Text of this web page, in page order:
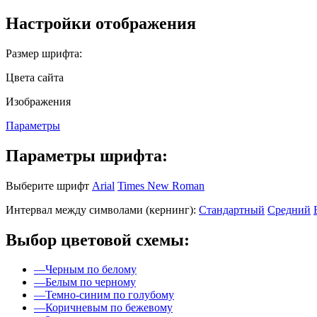
Настройки отображения
Размер шрифта:
Цвета сайта
Изображения
Параметры
Параметры шрифта:
Выберите шрифт Arial Times New Roman
Интервал между символами (кернинг): Стандартный Средний
Выбор цветовой схемы:
—Черным по белому
—Белым по черному
—Темно-синим по голубому
—Коричневым по бежевому